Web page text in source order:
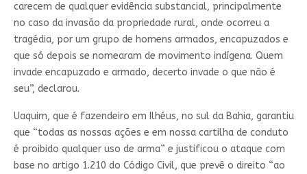
carecem de qualquer evidência substancial, principalmente
no caso da invasão da propriedade rural, onde ocorreu a
tragédia, por um grupo de homens armados, encapuzados e
que só depois se nomearam de movimento indígena. Quem
invade encapuzado e armado, decerto invade o que não é
seu”, declarou.
Uaquim, que é fazendeiro em Ilhéus, no sul da Bahia, garantiu
que “todas as nossas ações e em nossa cartilha de conduto
é proibido qualquer uso de arma” e justificou o ataque com
base no artigo 1.210 do Código Civil, que prevê o direito “ao